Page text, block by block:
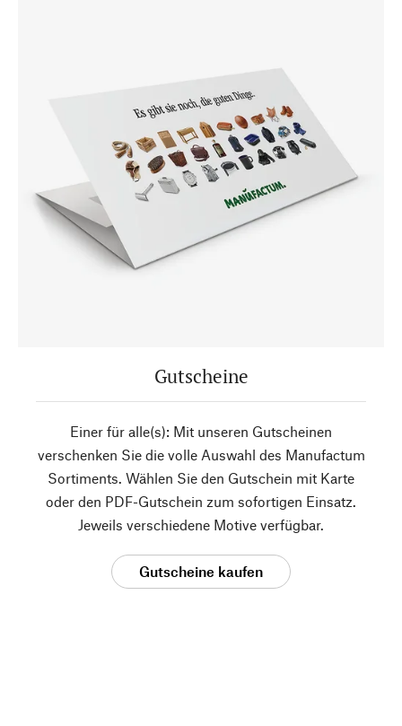
Gutscheine
Einer für alle(s): Mit unseren Gutscheinen
verschenken Sie die volle Auswahl des Manufactum
Sortiments. Wählen Sie den Gutschein mit Karte
oder den PDF-Gutschein zum sofortigen Einsatz.
Jeweils verschiedene Motive verfügbar.
Gutscheine kaufen